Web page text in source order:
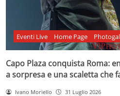
Eventi Live Home Page
Capo Plaza conquista Roma:
a sorpresa e una scaletta che
Ivano Moriello 31 Luglio 2026